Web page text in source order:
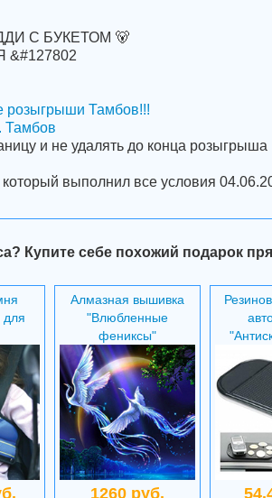
С БУКЕТОМ 🐻
розыгрыши Тамбов!!!
Тамбов
и не удалять до конца розыгрыша
выполнил все условия
Купите себе похожий подарок
для
Алмазная вышивка
"Влюбленные
фениксы"
1260 руб.